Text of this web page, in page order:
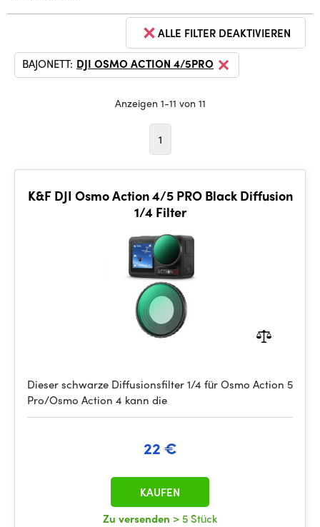
ALLE FILTER DEAKTIVIEREN
BAJONETT: DJI OSMO ACTION 4/5PRO
Anzeigen 1-11 von 11
1
K&F DJI Osmo Action 4/5 PRO Black Diffusion
1/4 Filter
Dieser schwarze Diffusionsfilter 1/4 für Osmo Action 5
Pro/Osmo Action 4 kann die
22 €
Zu versenden > 5 Stück
KAUFEN